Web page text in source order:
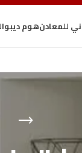
للمعادنهوم ديبو